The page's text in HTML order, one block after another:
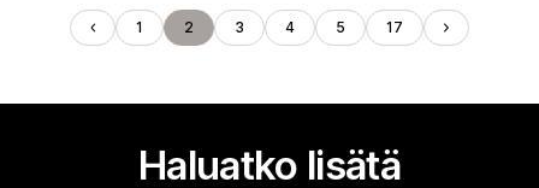
1 2 3 4 5 17
Haluatko lisätä